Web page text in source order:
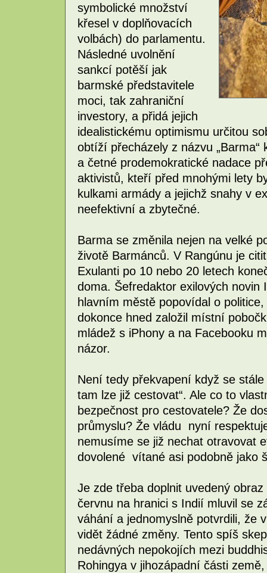
symbolické množství
křesel v doplňovacích
volbách) do parlamentu.
Následné uvolnění
sankcí potěší jak
barmské představitele
moci, tak zahraniční
investory, a přidá jejich
idealistickému optimismu určitou
obtíží přecházely z názvu „Barma“
a četné prodemokratické nadace
aktivistů, kteří před mnohými lety
kulkami armády a jejichž snahy v
neefektivní a zbytečné.
Barma se změnila nejen na velké
životě Barmánců. V Rangúnu je
Exulanti po 10 nebo 20 letech
doma. Šefredaktor exilových novin
hlavním městě popovídal o
dokonce hned založil místní
mládež s iPhony a na Facebooku
názor.
Není tedy překvapení když se
tam lze již cestovat“. Ale co to
bezpečnost pro cestovatele? Že
průmyslu? Že vládu nyní
nemusíme se již nechat otravovat
dovolené vítané asi podobně jako
Je zde třeba doplnit uvedený
červnu na hranici s Indií mluvil se
váhání a jednomyslně potvrdili, že
vidět žádné změny. Tento spíš
nedávných nepokojích mezi
Rohingya v jihozápadní části